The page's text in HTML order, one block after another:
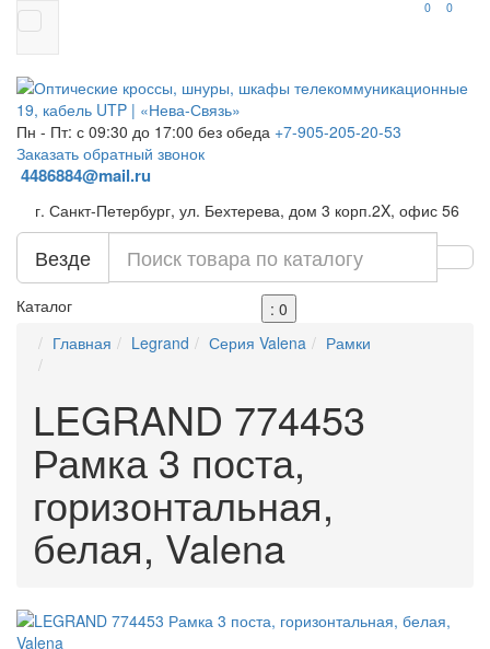
0 0
Пн - Пт: с 09:30 до 17:00 без обеда +7-905-205-20-53
Заказать обратный звонок
4486884@mail.ru
г. Санкт-Петербург, ул. Бехтерева, дом 3 корп.2X, офис 56
Везде
Каталог
: 0
Главная
Legrand Серия Valena Рамки
LEGRAND 774453
Рамка 3 поста,
горизонтальная,
белая, Valena